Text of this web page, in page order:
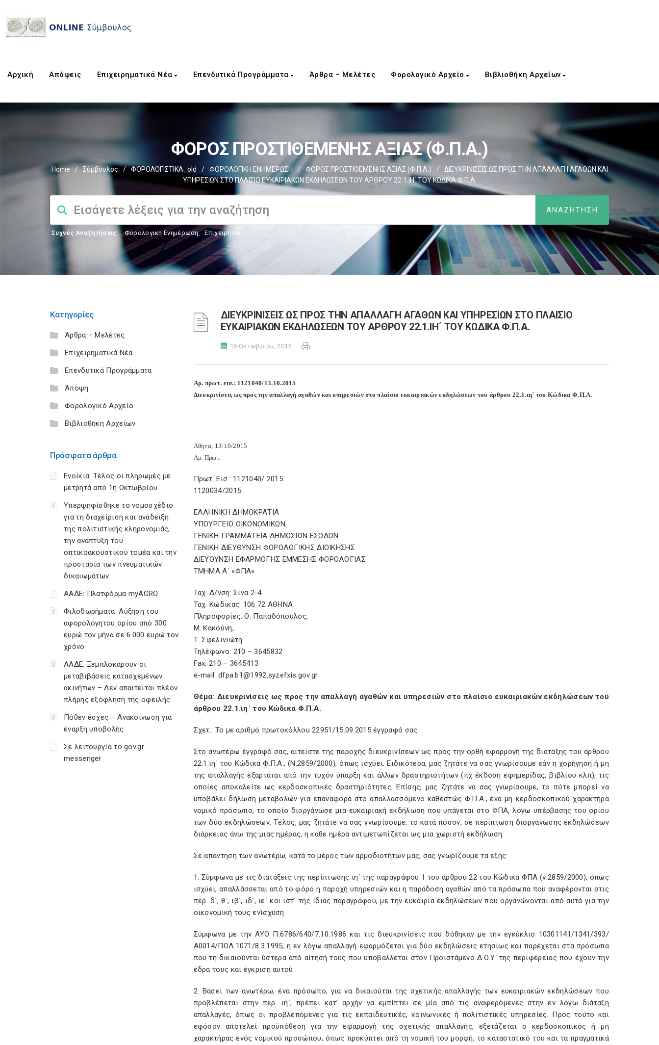
Αρχική Απόψεις Επιχειρηματικά Νέα Επενδυτικά Προγράμματα Άρθρα – Μελέτες Φορολογικό Αρχείο Βιβλιοθήκη Αρχείων
ΦΟΡΟΣ ΠΡΟΣΤΙΘΕΜΕΝΗΣ ΑΞΙΑΣ (Φ.Π.Α.)
Home / Σύμβουλος / ΦΟΡΟΛΟΓΙΣΤΙΚΑ_old / ΦΟΡΟΛΟΓΙΚΗ ΕΝΗΜΕΡΩΣΗ / ΦΟΡΟΣ ΠΡΟΣΤΙΘΕΜΕΝΗΣ ΑΞΙΑΣ (Φ.Π.Α.) /
ΔΙΕΥΚΡΙΝΙΣΕΙΣ ΩΣ ΠΡΟΣ ΤΗΝ ΑΠΑΛΛΑΓΗ ΑΓΑΘΩΝ ΚΑΙ
ΥΠΗΡΕΣΙΩΝ ΣΤΟ ΠΛΑΙΣΙΟ ΕΥΚΑΙΡΙΑΚΩΝ ΕΚΔΗΛΩΣΕΩΝ ΤΟΥ ΑΡΘΡΟΥ 22.1.ΙΗ΄ ΤΟΥ ΚΩΔΙΚΑ Φ.Π.Α.
Συχνές Αναζητήσεις: Φορολογικη Ενημέρωση, Επιχειρήσεις
Κατηγορίες
Άρθρα – Μελέτες
Επιχειρηματικά Νέα
Επενδυτικά Προγράμματα
Άποψη
Φορολογικό Αρχείο
Βιβλιοθήκη Αρχείων
Πρόσφατα άρθρα
Ενοίκια: Τέλος οι πληρωμές με
μετρητά από 1η Οκτωβρίου
Υπερψηφίσθηκε το νομοσχέδιο
για τη διαχείριση και ανάδειξη
της πολιτιστικής κληρονομιάς,
την ανάπτυξη του
οπτικοακουστικού τομέα και την
προστασία των πνευματικών
δικαιωμάτων
ΑΑΔΕ: Πλατφόρμα myAGRO
Φιλοδωρήματα: Αύξηση του
αφορολόγητου ορίου από 300
ευρώ τον μήνα σε 6.000 ευρώ τον
χρόνο
ΑΑΔΕ: Ξεμπλοκάρουν οι
μεταβιβάσεις κατασχεμένων
ακινήτων – Δεν απαιτείται πλέον
πλήρης εξόφληση της οφειλής
Πόθεν έσχες – Ανακοίνωση για
έναρξη υποβολής
Σε λειτουργία το gov.gr
messenger
ΔΙΕΥΚΡΙΝΙΣΕΙΣ ΩΣ ΠΡΟΣ ΤΗΝ ΑΠΑΛΛΑΓΗ ΑΓΑΘΩΝ ΚΑΙ ΥΠΗΡΕΣΙΩΝ ΣΤΟ ΠΛΑΙΣΙΟ
ΕΥΚΑΙΡΙΑΚΩΝ ΕΚΔΗΛΩΣΕΩΝ ΤΟΥ ΑΡΘΡΟΥ 22.1.ΙΗ΄ ΤΟΥ ΚΩΔΙΚΑ Φ.Π.Α.
16 Οκτωβρίου, 2015
Αρ. πρωτ. εισ.: 1121040/13.10.2015
Διευκρινίσεις ως προς την απαλλαγή αγαθών και υπηρεσιών στο πλαίσιο ευκαιριακών εκδηλώσεων του άρθρου 22.1.ιη΄ του Κώδικα Φ.Π.Α.
Αθήνα, 13/10/2015
Αρ. Πρωτ:
Πρωτ. Εισ.: 1121040/ 2015
1120034/2015
ΕΛΛΗΝΙΚΗ ΔΗΜΟΚΡΑΤΙΑ
ΥΠΟΥΡΓΕΙΟ ΟΙΚΟΝΟΜΙΚΩΝ
ΓΕΝΙΚΗ ΓΡΑΜΜΑΤΕΙΑ ΔΗΜΟΣΙΩΝ ΕΣΟΔΩΝ
ΓΕΝΙΚΗ ΔΙΕΥΘΥΝΣΗ ΦΟΡΟΛΟΓΙΚΗΣ ΔΙΟΙΚΗΣΗΣ
ΔΙΕΥΘΥΝΣΗ ΕΦΑΡΜΟΓΗΣ ΕΜΜΕΣΗΣ ΦΟΡΟΛΟΓΙΑΣ
ΤΜΗΜΑ Α΄ «ΦΠΑ»
Ταχ. Δ/νση: Σίνα 2-4
Ταχ. Κώδικας: 106 72 ΑΘΗΝΑ
Πληροφορίες: Θ. Παπαδόπουλος,
Μ. Κακούνη,
Τ. Σφελινιώτη
Τηλέφωνο: 210 – 3645832
Fax: 210 – 3645413
e-mail: dfpa.b1@1992.syzefxis.gov.gr
Θέμα: Διευκρινίσεις ως προς την απαλλαγή αγαθών και υπηρεσιών στο πλαίσιο ευκαιριακών εκδηλώσεων του
άρθρου 22.1.ιη΄ του Κώδικα Φ.Π.Α.
Σχετ.: Το με αριθμό πρωτοκόλλου 22951/15.09.2015 έγγραφό σας.
Στο ανωτέρω έγγραφό σας, αιτείστε της παροχής διευκρινίσεων ως προς την ορθή εφαρμογή της διάταξης του άρθρου
22.1.ιη΄ του Κώδικα Φ.Π.Α., (Ν.2859/2000), όπως ισχύει. Ειδικότερα, μας ζητάτε να σας γνωρίσουμε εάν η χορήγηση ή μη
της απαλλαγής εξαρτάται από την τυχόν ύπαρξη και άλλων δραστηριοτήτων (πχ έκδοση εφημερίδας, βιβλίου κλπ), τις
οποίες αποκαλείτε ως κερδοσκοπικές δραστηριότητες. Επίσης, μας ζητάτε να σας γνωρίσουμε, το πότε μπορεί να
υποβάλει δήλωση μεταβολών για επαναφορά στο απαλλασσόμενο καθεστώς Φ.Π.Α., ένα μη-κερδοσκοπικού χαρακτήρα
νομικό πρόσωπο, το οποίο διοργάνωσε μια ευκαιριακή εκδήλωση που υπάγεται στο ΦΠΑ, λόγω υπέρβασης του ορίου
των δύο εκδηλώσεων. Τέλος, μας ζητάτε να σας γνωρίσουμε, το κατά πόσον, σε περίπτωση διοργάνωσης εκδηλώσεων
διάρκειας άνω της μιας ημέρας, η κάθε ημέρα αντιμετωπίζεται ως μια χωριστή εκδήλωση.
Σε απάντηση των ανωτέρω, κατά το μέρος των αρμοδιοτήτων μας, σας γνωρίζουμε τα εξής:
1. Σύμφωνα με τις διατάξεις της περίπτωσης ιη΄ της παραγράφου 1 του άρθρου 22 του Κώδικα ΦΠΑ (ν.2859/2000), όπως
ισχύει, απαλλάσσεται από το φόρο η παροχή υπηρεσιών και η παράδοση αγαθών από τα πρόσωπα που αναφέρονται στις
περ. δ΄, θ΄, ιβ΄, ιδ΄, ιε΄ και ιστ΄ της ίδιας παραγράφου, με την ευκαιρία εκδηλώσεων που οργανώνονται από αυτά για την
οικονομική τους ενίσχυση.
Σύμφωνα με την ΑΥΟ Π.6786/640/7.10.1986 και τις διευκρινίσεις που δόθηκαν με την εγκύκλιο 10301141/1341/393/
Α0014/ΠΟΛ.1071/8.3.1995, η εν λόγω απαλλαγή εφαρμόζεται για δύο εκδηλώσεις ετησίως και παρέχεται στα πρόσωπα
που τη δικαιούνται ύστερα από αίτησή τους που υποβάλλεται στον Προϊστάμενο Δ.Ο.Υ. της περιφέρειας που έχουν την
έδρα τους και έγκριση αυτού.
2. Βάσει των ανωτέρω, ένα πρόσωπο, για να δικαιούται της σχετικής απαλλαγής των ευκαιριακών εκδηλώσεων που
προβλέπεται στην περ. ιη΄, πρέπει κατ’ αρχήν να εμπίπτει σε μία από τις αναφερόμενες στην εν λόγω διάταξη
απαλλαγές, όπως οι προβλεπόμενες για τις εκπαιδευτικές, κοινωνικές ή πολιτιστικές υπηρεσίες. Προς τούτο και
εφόσον αποτελεί προϋπόθεση για την εφαρμογή της σχετικής απαλλαγής, εξετάζεται ο κερδοσκοπικός ή μη
χαρακτήρας ενός νομικού προσώπου, όπως προκύπτει από τη νομική του μορφή, το καταστατικό του και τα πραγματικά